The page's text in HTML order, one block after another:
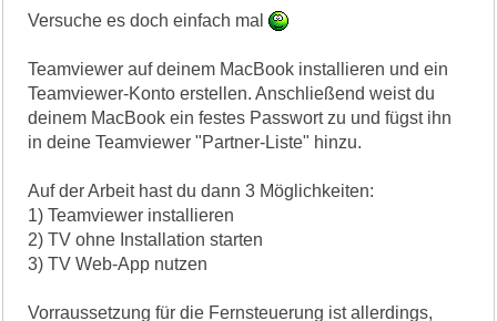
Versuche es doch einfach mal
Teamviewer auf deinem MacBook installieren und ein
Teamviewer-Konto erstellen. Anschließend weist du
deinem MacBook ein festes Passwort zu und fügst ihn
in deine Teamviewer "Partner-Liste" hinzu.
Auf der Arbeit hast du dann 3 Möglichkeiten:
1) Teamviewer installieren
2) TV ohne Installation starten
3) TV Web-App nutzen
Vorraussetzung für die Fernsteuerung ist allerdings,